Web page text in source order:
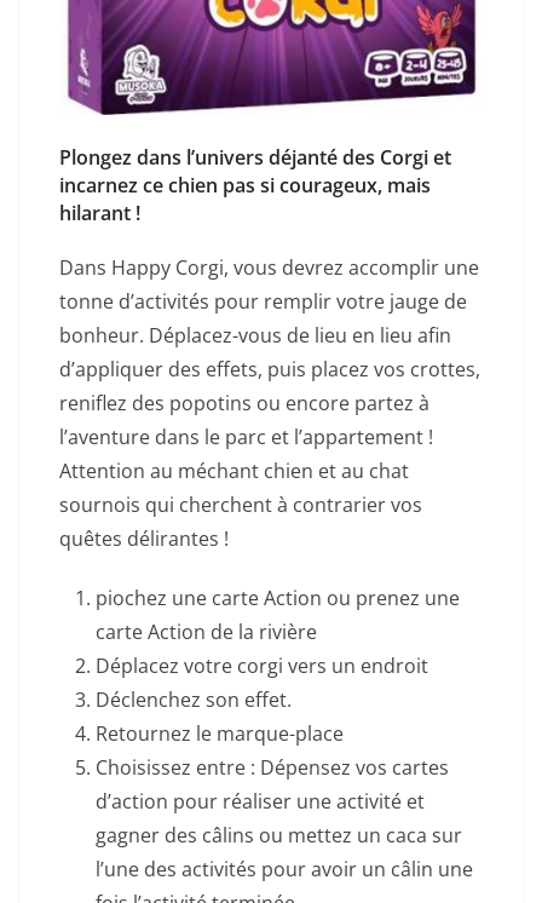
Plongez dans l’univers déjanté des Corgi et
incarnez ce chien pas si courageux, mais
hilarant !
Dans Happy Corgi, vous devrez accomplir une
tonne d’activités pour remplir votre jauge de
bonheur. Déplacez-vous de lieu en lieu afin
d’appliquer des effets, puis placez vos crottes,
reniflez des popotins ou encore partez à
l’aventure dans le parc et l’appartement !
Attention au méchant chien et au chat
sournois qui cherchent à contrarier vos
quêtes délirantes !
piochez une carte Action ou prenez une
carte Action de la rivière
Déplacez votre corgi vers un endroit
Déclenchez son effet.
Retournez le marque-place
Choisissez entre : Dépensez vos cartes
d’action pour réaliser une activité et
gagner des câlins ou mettez un caca sur
l’une des activités pour avoir un câlin une